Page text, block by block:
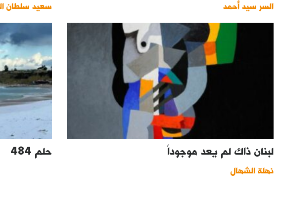
السر سيد أحمد سعيد سلطان
لبنان ذاك لم يعد موجوداً
نهلة الشهال
حلم 484